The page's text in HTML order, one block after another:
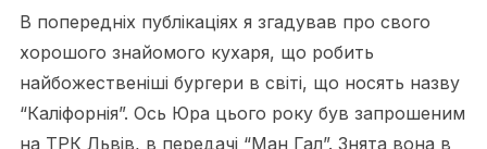
В попередніх публікаціях я згадував про свого
хорошого знайомого кухаря, що робить
найбожественіші бургери в світі, що носять назву
“Каліфорнія”. Ось Юра цього року був запрошеним
на ТРК Львів, в передачі “Ман Гал”. Знята вона в